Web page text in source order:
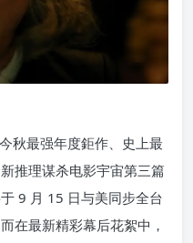
秋最强年度鉅作、史上最
推理谋杀电影宇宙第三篇
9 月 15 日与美同步全台
在最新精彩幕后花絮中，